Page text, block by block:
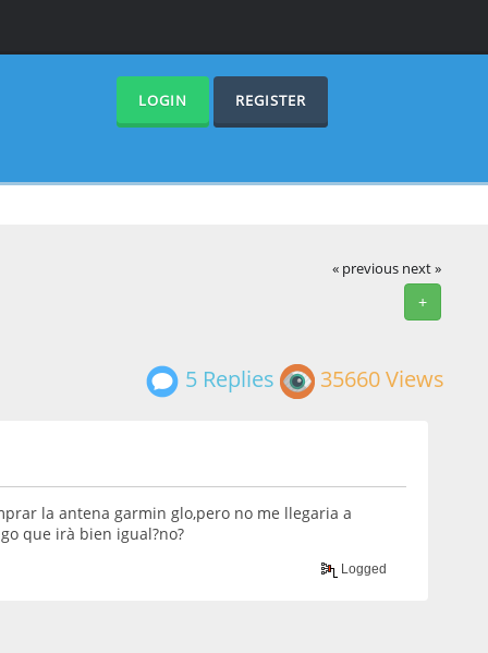
LOGIN REGISTER
« previous next »
+
5 Replies 35660 Views
la antena garmin glo,pero no me llegaria a
que irà bien igual?no?
Logged